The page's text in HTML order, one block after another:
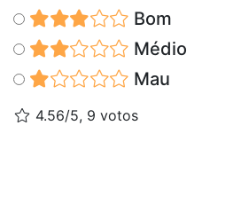
Bom
Médio
Mau
4.56/5, 9 votos